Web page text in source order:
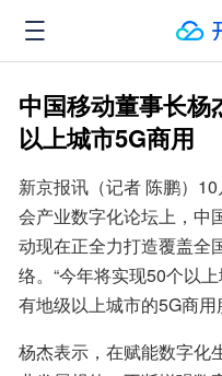
中国移动董事长
以上城市5G商用
新京报讯（记者 陈鹏）
会产业数字化论坛上，中
动现在正全力打造覆盖全
络。“今年将实现50个以
有地级以上城市的5G商用
杨杰表示，在赋能数字化